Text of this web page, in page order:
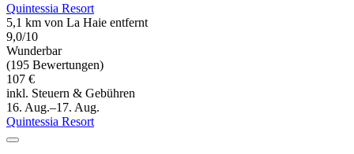
Quintessia Resort
5,1 km von La Haie entfernt
9,0/10
Wunderbar
(195 Bewertungen)
107 €
inkl. Steuern & Gebühren
16. Aug.–17. Aug.
Quintessia Resort